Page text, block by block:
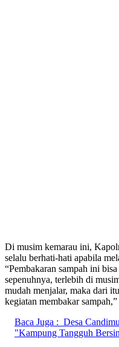
Di musim kemarau ini,
selalu berhati-hati apabila
“Pembakaran sampah ini
sepenuhnya, terlebih di
mudah menjalar, maka dari
kegiatan membakar
Baca Juga : Desa
"Kampung Tangguh